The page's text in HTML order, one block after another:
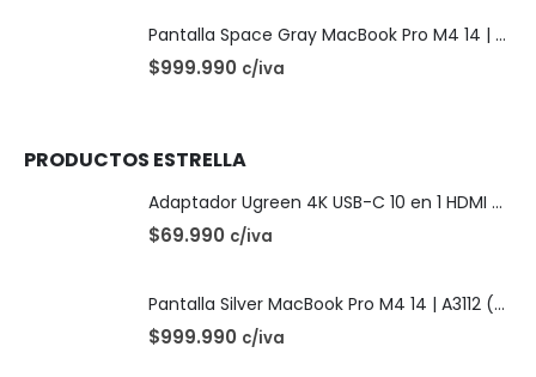
Pantalla Space Gray MacBook Pro M4 14 | A3112 (2024)
$999.990 c/iva
PRODUCTOS ESTRELLA
Adaptador Ugreen 4K USB-C 10 en 1 HDMI USB-C
$69.990 c/iva
Pantalla Silver MacBook Pro M4 14 | A3112 (2024)
$999.990 c/iva